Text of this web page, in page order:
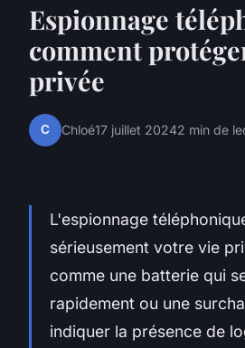
Espionnage
comment
privée
C Chloé17 juillet 20242 min de
L'espionnage
sérieusement votre vie
comme une batterie qui
rapidement ou une
indiquer la présence de